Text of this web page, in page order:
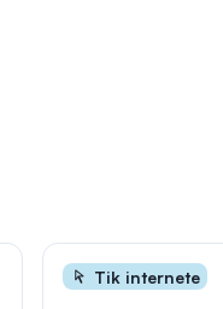
Tik internete